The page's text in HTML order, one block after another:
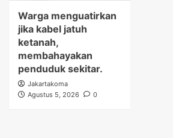
Warga menguatirkan
jika kabel jatuh
ketanah,
membahayakan
penduduk sekitar.
Jakartakoma
Agustus 5, 2026
0